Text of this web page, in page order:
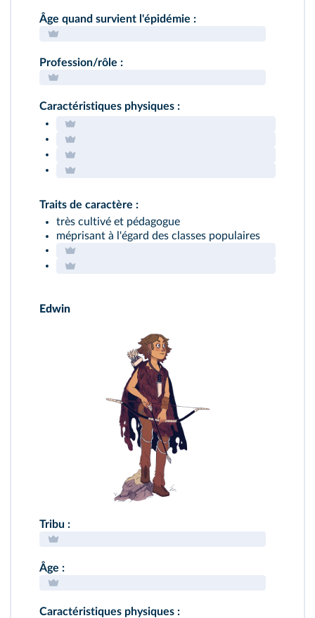
Âge quand survient l'épidémie :
Profession/rôle :
Caractéristiques physiques :
Traits de caractère :
très cultivé et pédagogue
méprisant à l'égard des classes populaires
Edwin
Tribu :
Âge :
Caractéristiques physiques :